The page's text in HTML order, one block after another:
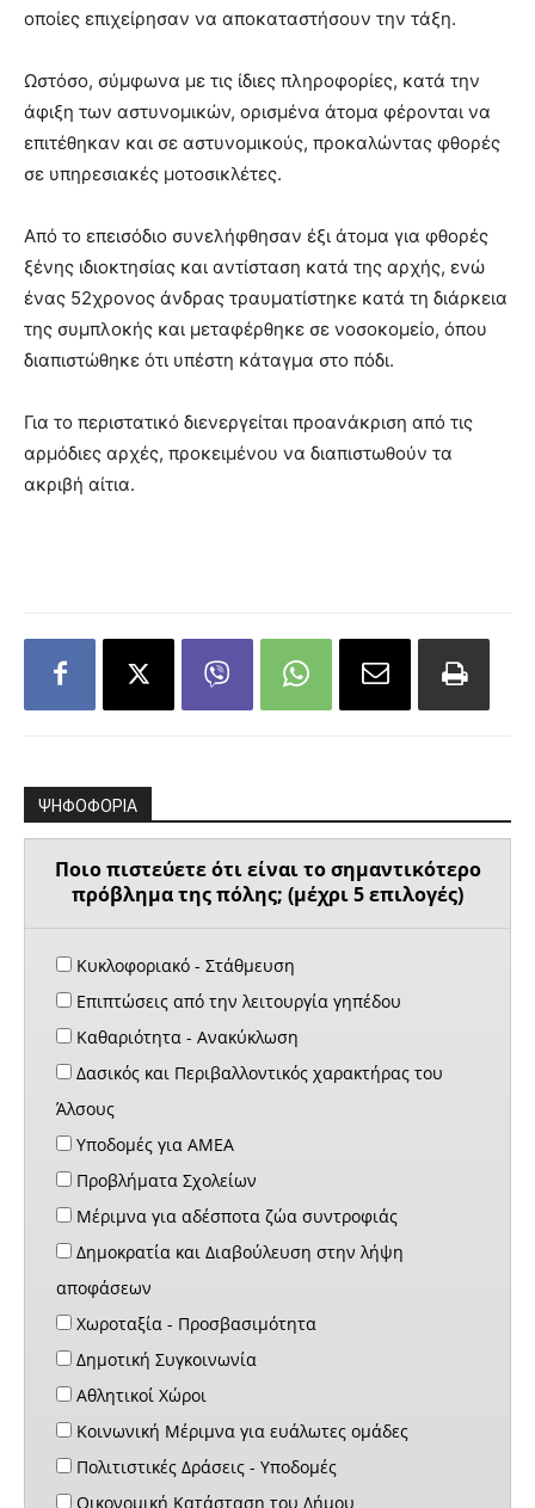
οποίες επιχείρησαν να αποκαταστήσουν την τάξη.
Ωστόσο, σύμφωνα με τις ίδιες πληροφορίες, κατά την
άφιξη των αστυνομικών, ορισμένα άτομα φέρονται να
επιτέθηκαν και σε αστυνομικούς, προκαλώντας φθορές
σε υπηρεσιακές μοτοσικλέτες.
Από το επεισόδιο συνελήφθησαν έξι άτομα για φθορές
ξένης ιδιοκτησίας και αντίσταση κατά της αρχής, ενώ
ένας 52χρονος άνδρας τραυματίστηκε κατά τη διάρκεια
της συμπλοκής και μεταφέρθηκε σε νοσοκομείο, όπου
διαπιστώθηκε ότι υπέστη κάταγμα στο πόδι.
Για το περιστατικό διενεργείται προανάκριση από τις
αρμόδιες αρχές, προκειμένου να διαπιστωθούν τα
ακριβή αίτια.
ΨΗΦΟΦΟΡΙΑ
Ποιο πιστεύετε ότι είναι το σημαντικότερο
πρόβλημα της πόλης; (μέχρι 5 επιλογές)
Κυκλοφοριακό - Στάθμευση
Επιπτώσεις από την λειτουργία γηπέδου
Καθαριότητα - Ανακύκλωση
Δασικός και Περιβαλλοντικός χαρακτήρας του
Άλσους
Υποδομές για ΑΜΕΑ
Προβλήματα Σχολείων
Μέριμνα για αδέσποτα ζώα συντροφιάς
Δημοκρατία και Διαβούλευση στην λήψη
αποφάσεων
Χωροταξία - Προσβασιμότητα
Δημοτική Συγκοινωνία
Αθλητικοί Χώροι
Κοινωνική Μέριμνα για ευάλωτες ομάδες
Πολιτιστικές Δράσεις - Υποδομές
Οικονομική Κατάσταση του Δήμου